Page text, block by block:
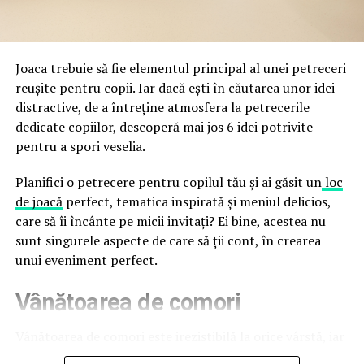
false până la tentative de furt al datelor personale și
financiare. Instituția recomandă verificarea atentă a
sursei mesajelor și raportarea incidentelor la numărul
unic 1911.
Campaniile identificate în ultimele săptămâni folosesc
false de streaming, coduri QR malițioase și mesaje care
promit bilete, rambursări, premii sau acces gratuit la
meciuri. FBI a emis în luna mai un avertisment privind
site-urile care clonează platforma oficială prin
modificări minore ale denumirii domeniului, precum
a colecta date personale și bancare.
de cercetătorii în securitate, ar opera peste 300 de
Joaca trebuie să fie elementul principal al unei petreceri
reușite pentru copii. Iar dacă ești în căutarea unor idei
distractive, de a întreține atmosfera la petrecerile
dedicate copiilor, descoperă mai jos 6 idei potrivite
pentru a spori veselia.
Planifici o petrecere pentru copilul tău și ai găsit unloc
de joacăperfect, tematica inspirată și meniul delicios,
care să îi încânte pe micii invitați? Ei bine, acestea nu
sunt singurele aspecte de care să ții cont, în crearea
unui eveniment perfect.
Vânătoarea de comori
pentru copii este una dintre cele mai distractive